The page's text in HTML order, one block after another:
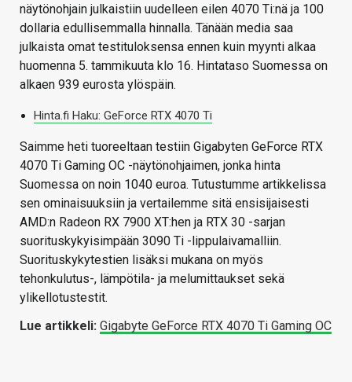
näytönohjain julkaistiin uudelleen eilen 4070 Ti:nä ja 100
dollaria edullisemmalla hinnalla. Tänään media saa
julkaista omat testituloksensa ennen kuin myynti alkaa
huomenna 5. tammikuuta klo 16. Hintataso Suomessa on
alkaen 939 eurosta ylöspäin.
Hinta.fi Haku: GeForce RTX 4070 Ti
Saimme heti tuoreeltaan testiin Gigabyten GeForce RTX
4070 Ti Gaming OC -näytönohjaimen, jonka hinta
Suomessa on noin 1040 euroa. Tutustumme artikkelissa
sen ominaisuuksiin ja vertailemme sitä ensisijaisesti
AMD:n Radeon RX 7900 XT:hen ja RTX 30 -sarjan
suorituskykyisimpään 3090 Ti -lippulaivamalliin.
Suorituskykytestien lisäksi mukana on myös
tehonkulutus-, lämpötila- ja melumittaukset sekä
ylikellotustestit.
Lue artikkeli: Gigabyte GeForce RTX 4070 Ti Gaming OC